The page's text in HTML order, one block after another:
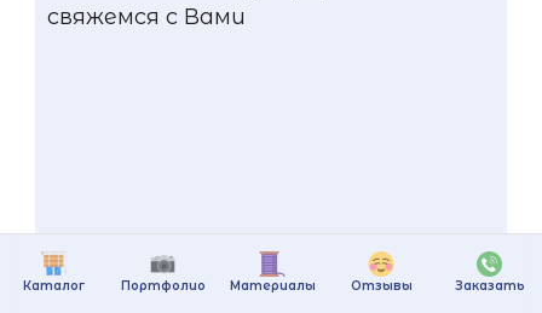
Каталог Портфолио Материалы Отзывы Заказать
свяжемся с Вами